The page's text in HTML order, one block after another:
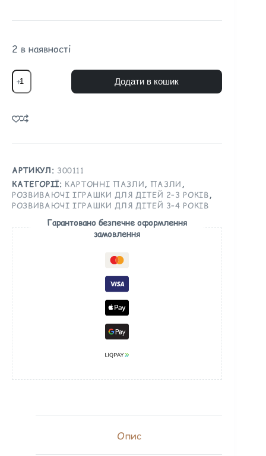
2 в наявності
Додати в кошик
АРТИКУЛ: 300111
КАТЕГОРІЇ: КАРТОННІ ПАЗЛИ, ПАЗЛИ ,
РОЗВИВАЮЧІ ІГРАШКИ ДЛЯ ДІТЕЙ 2–3 РОКІВ,
РОЗВИВАЮЧІ ІГРАШКИ ДЛЯ ДІТЕЙ 3–4 РОКІВ
Гарантовано безпечне оформлення
замовлення
Опис